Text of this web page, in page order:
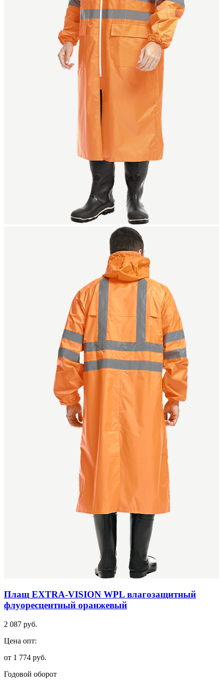
Плащ EXTRA-VISION WPL влагозащитный
флуоресцентный оранжевый
2 087 руб.
Цена опт:
от 1 774 руб.
Годовой оборот